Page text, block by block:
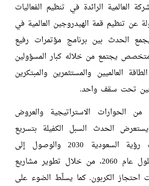
العالمية الرائدة في تنظيم الفعاليات
عن تنظيم قمة الهيدروجين العالمية في
الحدث بين برنامج مؤتمرات رفيع
يجتمع من خلاله كبار المسؤولين
العالميين والمستثمرين والمبتكرين
تحت سقف واحد.
الحوارات الاستراتيجية والعروض
يستعرض الحدث السبل الكفيلة بتسريع
تحقيق مستهدفات رؤية السعودية 2030 والوصول إلى
الحياد الصفري بحلول عام 2060، من خلال تطوير مشاريع
احتجاز الكربون. كما يسلّط الضوء على